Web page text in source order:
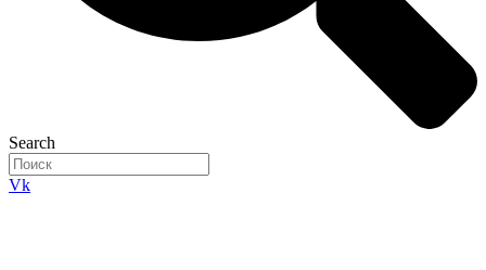
Search
Vk